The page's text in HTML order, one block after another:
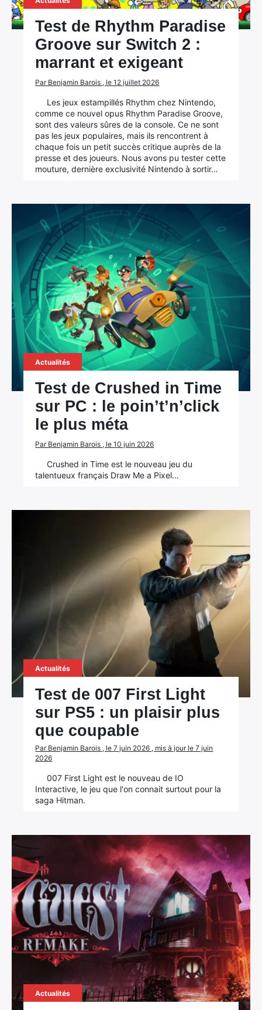
Test de Rhythm Paradise
Groove sur Switch 2 :
marrant et exigeant
Par Benjamin Barois , le 12 juillet 2026
Les jeux estampillés Rhythm chez Nintendo,
comme ce nouvel opus Rhythm Paradise Groove,
sont des valeurs sûres de la console. Ce ne sont
pas les jeux populaires, mais ils rencontrent à
chaque fois un petit succès critique auprès de la
presse et des joueurs. Nous avons pu tester cette
mouture, dernière exclusivité Nintendo à sortir…
Actualités
Test de Crushed in Time
sur PC : le poin’t’n’click
le plus méta
Par Benjamin Barois , le 10 juin 2026
Crushed in Time est le nouveau jeu du
talentueux français Draw Me a Pixel…
Actualités
Test de 007 First Light
sur PS5 : un plaisir plus
que coupable
Par Benjamin Barois , le 7 juin 2026 , mis à jour le 7 juin
2026
007 First Light est le nouveau de IO
Interactive, le jeu que l'on connait surtout pour la
saga Hitman.
Actualités